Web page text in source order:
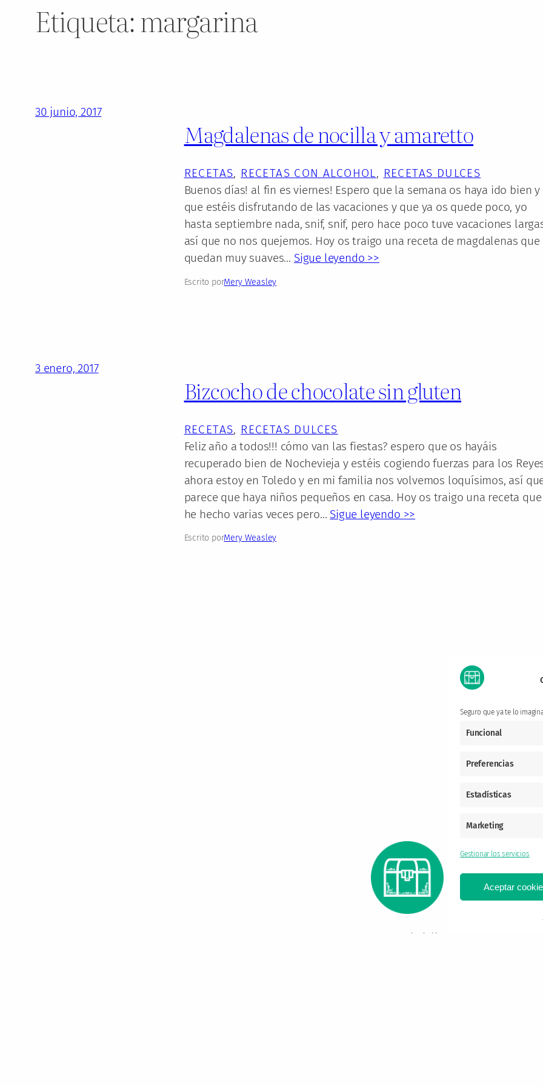
Seguro que ya te lo
Funcional
Preferencias
Estadísticas
Marketing
Gestionar los servicios
Aceptar
Etiqueta:margarina
30 junio, 2017
Magdalenas de nocilla y amaretto
RECETAS, RECETAS CON ALCOHOL, RECETAS DULCES
Buenos días! al fin es viernes! Espero que la semana os haya ido bien y
que estéis disfrutando de las vacaciones y que ya os quede poco, yo
hasta septiembre nada, snif, snif, pero hace poco tuve vacaciones
así que no nos quejemos. Hoy os traigo una receta de magdalenas que
quedan muy suaves… Sigue leyendo >>
Escrito porMery Weasley
3 enero, 2017
Bizcocho de chocolate sin gluten
RECETAS, RECETAS DULCES
Feliz año a todos!!! cómo van las fiestas? espero que os hayáis
recuperado bien de Nochevieja y estéis cogiendo fuerzas para los
ahora estoy en Toledo y en mi familia nos volvemos loquísimos, así
parece que haya niños pequeños en casa. Hoy os traigo una receta
he hecho varias veces pero… Sigue leyendo >>
Escrito porMery Weasley
Vente pal cielito